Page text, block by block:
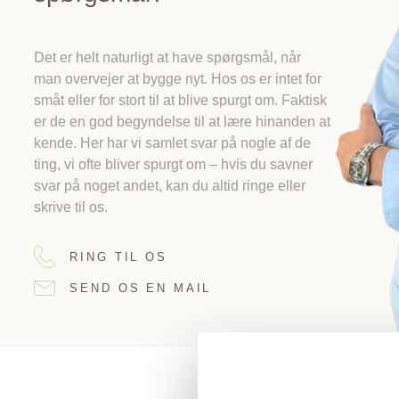
Det er helt naturligt at have spørgsmål, når
man overvejer at bygge nyt. Hos os er intet for
småt eller for stort til at blive spurgt om. Faktisk
er de en god begyndelse til at lære hinanden at
kende. Her har vi samlet svar på nogle af de
ting, vi ofte bliver spurgt om – hvis du savner
svar på noget andet, kan du altid ringe eller
skrive til os.
RING TIL OS
SEND OS EN MAIL